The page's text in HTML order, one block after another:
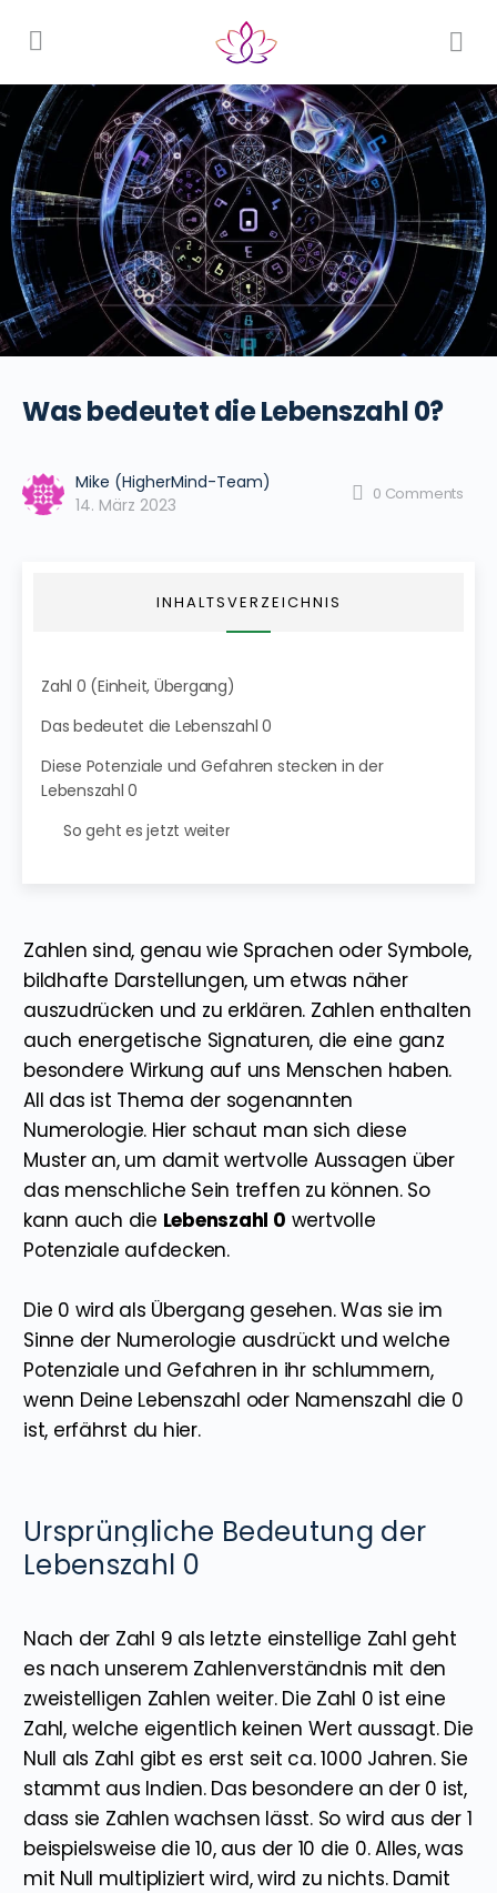
Was bedeutet die Lebenszahl 0?
Mike (HigherMind-Team)
14. März 2023
0 Comments
Zahlen sind, genau wie Sprachen oder Symbole,
bildhafte Darstellungen, um etwas näher
auszudrücken und zu erklären. Zahlen enthalten
auch energetische Signaturen, die eine ganz
besondere Wirkung auf uns Menschen haben.
All das ist Thema der sogenannten
Numerologie. Hier schaut man sich diese
Muster an, um damit wertvolle Aussagen über
das menschliche Sein treffen zu können. So
kann auch die Lebenszahl 0 wertvolle
Potenziale aufdecken.
Die 0 wird als Übergang gesehen. Was sie im
Sinne der Numerologie ausdrückt und welche
Potenziale und Gefahren in ihr schlummern,
wenn Deine Lebenszahl oder Namenszahl die 0
ist, erfährst du hier.
INHALTSVERZEICHNIS
Zahl 0 (Einheit, Übergang)
Das bedeutet die Lebenszahl 0
Diese Potenziale und Gefahren stecken in der
Lebenszahl 0
So geht es jetzt weiter
Ursprüngliche Bedeutung der
Lebenszahl 0
Nach der Zahl 9 als letzte einstellige Zahl geht
es nach unserem Zahlenverständnis mit den
zweistelligen Zahlen weiter. Die Zahl 0 ist eine
Zahl, welche eigentlich keinen Wert aussagt. Die
Null als Zahl gibt es erst seit ca. 1000 Jahren. Sie
stammt aus Indien. Das besondere an der 0 ist,
dass sie Zahlen wachsen lässt. So wird aus der 1
beispielsweise die 10, aus der 10 die 0. Alles, was
mit Null multipliziert wird, wird zu nichts. Damit